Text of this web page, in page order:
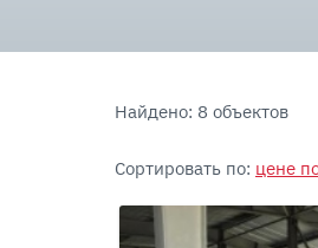
Найдено: 8 объектов
Сортировать по: цене